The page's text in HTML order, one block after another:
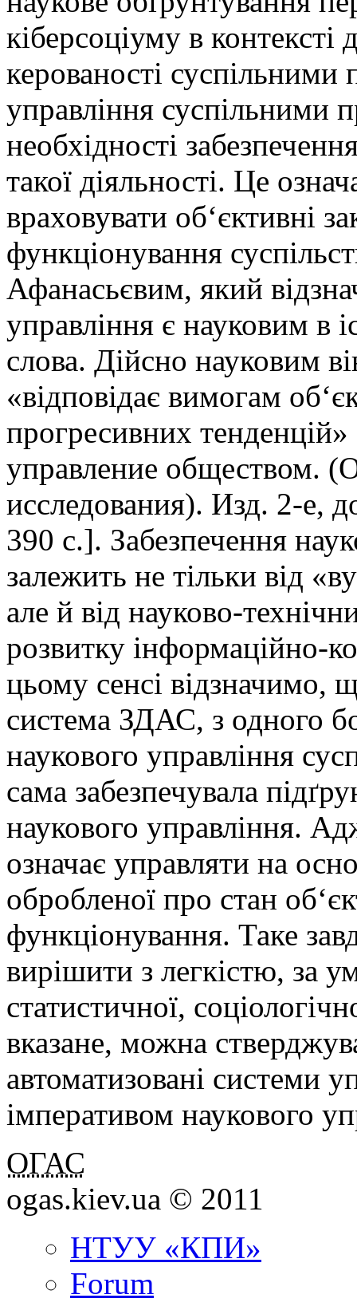
кіберсоціуму в контексті
керованості
управління суспільними
необхідності
такої діяльності. Це
враховувати об‘єктивні
функціонування
Афанасьєвим, який
управління є науковим в
слова. Дійсно науковим
«відповідає вимогам
прогресивних
управление обществом.
исследования). Изд. 2-е,
390 с.]. Забезпечення
залежить не тільки від
але й від науково-
розвитку інформаційно-
цьому сенсі
система ЗДАС, з одного
наукового управління
сама забезпечувала
наукового управління.
означає управляти на
обробленої про стан
функціонування. Таке
вирішити з легкістю, за
статистичної,
вказане, можна
автоматизовані системи
імперативом наукового
ОГАС
ogas.kiev.ua © 2011
НТУУ «КПИ»
Forum